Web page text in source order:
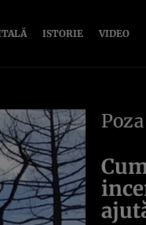
ISTORIE VIDEO
Poza